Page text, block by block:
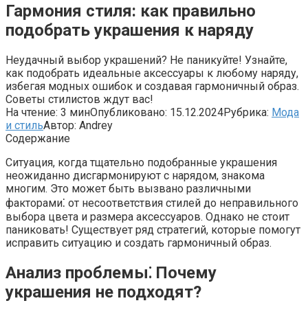
Гармония стиля: как правильно
подобрать украшения к наряду
Неудачный выбор украшений? Не паникуйте! Узнайте,
как подобрать идеальные аксессуары к любому наряду,
избегая модных ошибок и создавая гармоничный образ.
Советы стилистов ждут вас!
На чтение: 3 минОпубликовано: 15.12.2024Рубрика: Мода
и стильАвтор: Andrey
Содержание
Ситуация, когда тщательно подобранные украшения
неожиданно дисгармонируют с нарядом, знакома
многим. Это может быть вызвано различными
факторами⁚ от несоответствия стилей до неправильного
выбора цвета и размера аксессуаров. Однако не стоит
паниковать! Существует ряд стратегий, которые помогут
исправить ситуацию и создать гармоничный образ.
Анализ проблемы⁚ Почему
украшения не подходят?